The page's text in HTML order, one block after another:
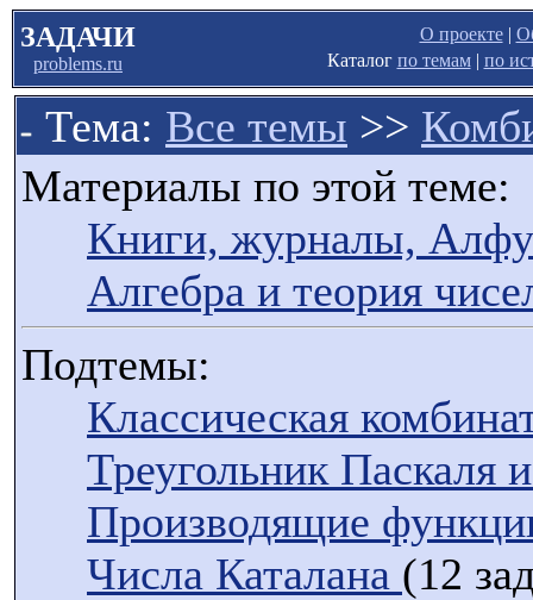
ЗАДАЧИ
problems.ru
О проекте|
Каталог по темам| по
Тема: Все темы >>
Материалы по этой теме:
Книги, журналы,
Алгебра и теория
Подтемы:
Классическая
Треугольник
Производящие
Числа Каталана (12